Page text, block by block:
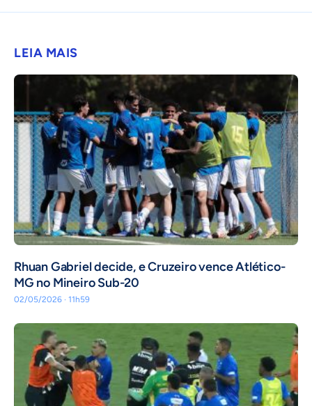
LEIA MAIS
Rhuan Gabriel decide, e Cruzeiro vence Atlético-
MG no Mineiro Sub-20
02/05/2026 · 11h59